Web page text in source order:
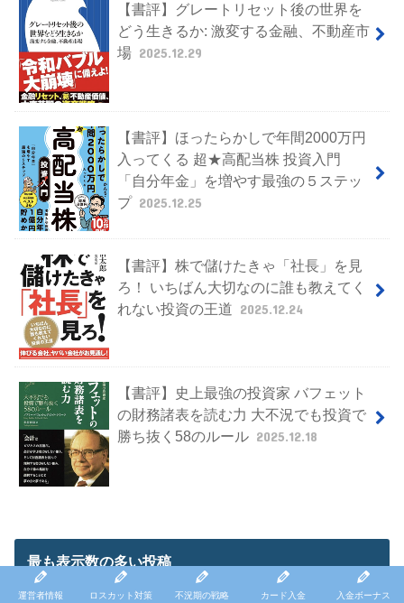
【書評】グレートリセット後の世界を
どう生きるか: 激変する金融、不動産市
場 2025.12.29
【書評】ほったらかしで年間2000万円
入ってくる 超★高配当株 投資入門
「自分年金」を増やす最強の５ステッ
プ 2025.12.25
【書評】株で儲けたきゃ「社長」を見
ろ！ いちばん大切なのに誰も教えてく
れない投資の王道 2025.12.24
【書評】史上最強の投資家 バフェット
の財務諸表を読む力 大不況でも投資で
勝ち抜く58のルール 2025.12.18
最も表示数の多い投稿
運営者情報 ロスカット対策 不況期の戦略 カード入金 入金ボーナス